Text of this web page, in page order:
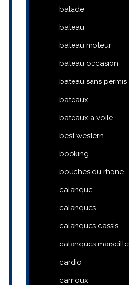
balade
bateau
bateau moteur
bateau occasion
bateau sans permis
bateaux
bateaux a voile
best western
booking
bouches du rhone
calanque
calanques
calanques cassis
calanques marseille
cardio
carnoux